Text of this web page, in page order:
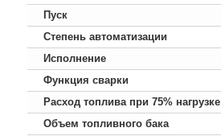
Пуск
Степень автоматизации
Исполнение
Функция сварки
Расход топлива при 75% нагрузке
Объем топливного бака